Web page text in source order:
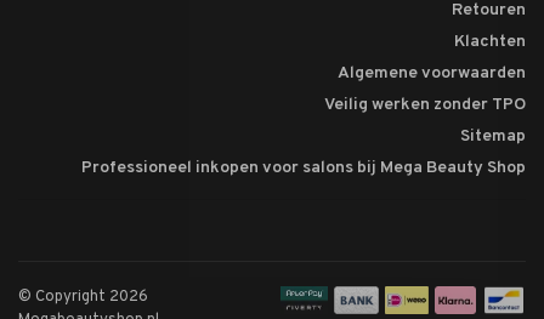
Retouren
Klachten
Algemene voorwaarden
Veilig werken zonder TPO
Sitemap
Professioneel inkopen voor salons bij Mega Beauty Shop
© Copyright 2026